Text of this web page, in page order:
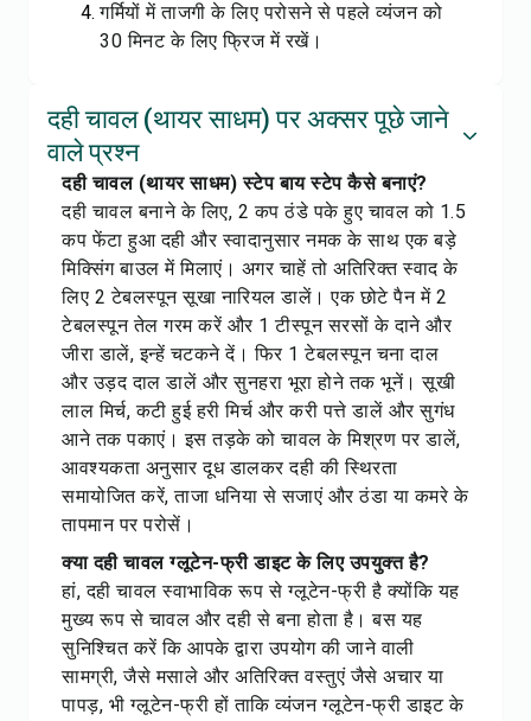
गर्मियों में ताजगी के लिए परोसने से पहले व्यंजन को
30 मिनट के लिए फ्रिज में रखें।
दही चावल (थायर साधम) पर अक्सर पूछे जाने
वाले प्रश्न
दही चावल (थायर साधम) स्टेप बाय स्टेप कैसे बनाएं?
दही चावल बनाने के लिए, 2 कप ठंडे पके हुए चावल को 1.5
कप फेंटा हुआ दही और स्वादानुसार नमक के साथ एक बड़े
मिक्सिंग बाउल में मिलाएं। अगर चाहें तो अतिरिक्त स्वाद के
लिए 2 टेबलस्पून सूखा नारियल डालें। एक छोटे पैन में 2
टेबलस्पून तेल गरम करें और 1 टीस्पून सरसों के दाने और
जीरा डालें, इन्हें चटकने दें। फिर 1 टेबलस्पून चना दाल
और उड़द दाल डालें और सुनहरा भूरा होने तक भूनें। सूखी
लाल मिर्च, कटी हुई हरी मिर्च और करी पत्ते डालें और सुगंध
आने तक पकाएं। इस तड़के को चावल के मिश्रण पर डालें,
आवश्यकता अनुसार दूध डालकर दही की स्थिरता
समायोजित करें, ताजा धनिया से सजाएं और ठंडा या कमरे के
तापमान पर परोसें।
क्या दही चावल ग्लूटेन-फ्री डाइट के लिए उपयुक्त है?
हां, दही चावल स्वाभाविक रूप से ग्लूटेन-फ्री है क्योंकि यह
मुख्य रूप से चावल और दही से बना होता है। बस यह
सुनिश्चित करें कि आपके द्वारा उपयोग की जाने वाली
सामग्री, जैसे मसाले और अतिरिक्त वस्तुएं जैसे अचार या
पापड़, भी ग्लूटेन-फ्री हों ताकि व्यंजन ग्लूटेन-फ्री डाइट के